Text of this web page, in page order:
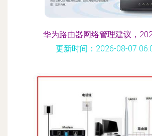
华为路由器网络管理建议，
更新时间：2026-08-07